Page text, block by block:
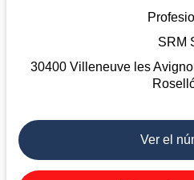
SRM
30400 Villeneuve les
Ver el